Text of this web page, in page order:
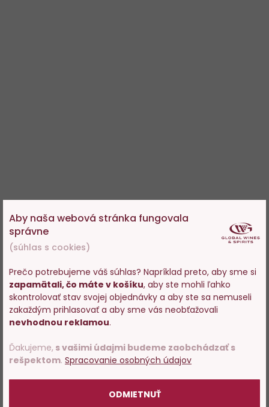
Aby naša webová stránka fungovala
správne
(súhlas s cookies)
Prečo potrebujeme váš súhlas? Napríklad preto, aby sme si
zapamätali, čo máte v košíku, aby ste mohli ľahko
skontrolovať stav svojej objednávky a aby ste sa nemuseli
zakaždým prihlasovať a aby sme vás neobťažovali
nevhodnou reklamou.
Ďakujeme, s vašimi údajmi budeme zaobchádzať s
rešpektom. Spracovanie osobných údajov
ODMIETNUŤ
Vstupujete na stránky s
predajom alkoholu. Prosím
potvrďte, že Vám už bolo 18